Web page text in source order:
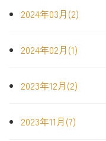
2024年03月(2)
2024年02月(1)
2023年12月(2)
2023年11月(7)